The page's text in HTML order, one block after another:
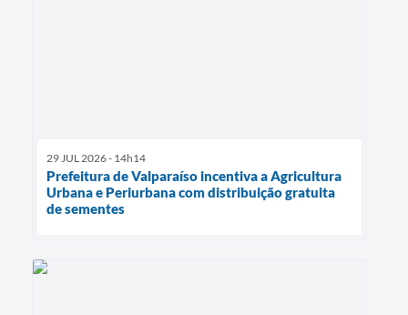
29 JUL 2026 - 14h14
Prefeitura de Valparaíso incentiva a Agricultura
Urbana e Periurbana com distribuição gratuita
de sementes